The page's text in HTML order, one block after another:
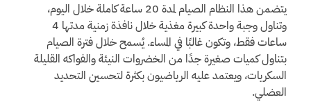
يتضمن هذا النظام الصيام لمدة 20 ساعة كاملة خلال اليوم،
وتناول وجبة واحدة كبيرة مغذية خلال نافذة زمنية مدتها 4
ساعات فقط، وتكون غالبًا في المساء. يُسمح خلال فترة الصيام
بتناول كميات صغيرة جدًا من الخضروات النيئة والفواكه القليلة
السكريات، ويعتمد عليه الرياضيون بكثرة لتحسين التحديد
العضلي.